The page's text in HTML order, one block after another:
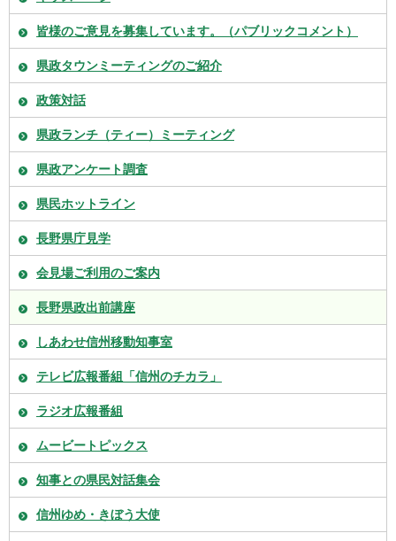
皆様のご意見を募集しています。（パブリックコメント）
県政タウンミーティングのご紹介
政策対話
県政ランチ（ティー）ミーティング
県政アンケート調査
県民ホットライン
長野県庁見学
会見場ご利用のご案内
長野県政出前講座
しあわせ信州移動知事室
テレビ広報番組「信州のチカラ」
ラジオ広報番組
ムービートピックス
知事との県民対話集会
信州ゆめ・きぼう大使